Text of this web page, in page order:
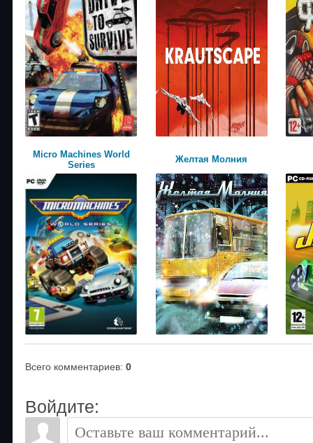
Micro Machines World
Series
Желтая Молния
Всего комментариев: 0
Войдите: